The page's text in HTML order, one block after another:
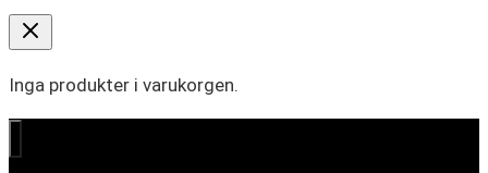
Inga produkter i varukorgen.